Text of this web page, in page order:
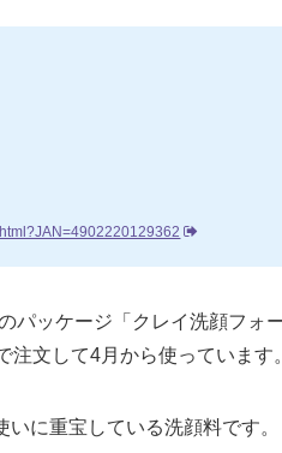
パッケージ「クレイ洗顔フォ
文して4月から使っています。
に重宝している洗顔料です。